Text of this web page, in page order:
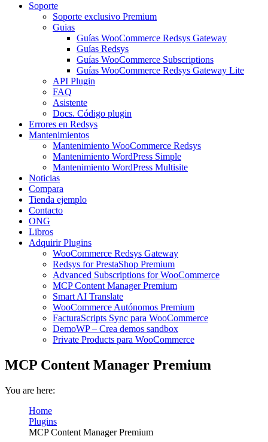
Soporte
Soporte exclusivo Premium
Guias
Guías WooCommerce Redsys Gateway
Guías Redsys
Guías WooCommerce Subscriptions
Guías WooCommerce Redsys Gateway Lite
API Plugin
FAQ
Asistente
Docs. Código plugin
Errores en Redsys
Mantenimientos
Mantenimiento WooCommerce Redsys
Mantenimiento WordPress Simple
Mantenimiento WordPress Multisite
Noticias
Compara
Tienda ejemplo
Contacto
ONG
Libros
Adquirir Plugins
WooCommerce Redsys Gateway
Redsys for PrestaShop Premium
Advanced Subscriptions for WooCommerce
MCP Content Manager Premium
Smart AI Translate
WooCommerce Autónomos Premium
FacturaScripts Sync para WooCommerce
DemoWP – Crea demos sandbox
Private Products para WooCommerce
MCP Content Manager Premium
You are here:
Home
Plugins
MCP Content Manager Premium